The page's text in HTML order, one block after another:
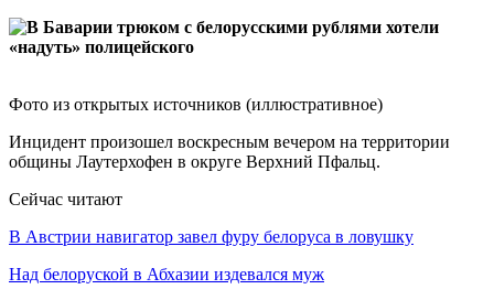
Фото из открытых источников (иллюстративное)
Инцидент произошел воскресным вечером на территории
общины Лаутерхофен в округе Верхний Пфальц.
Сейчас читают
В Австрии навигатор завел фуру белоруса в ловушку
Над белоруской в Абхазии издевался муж